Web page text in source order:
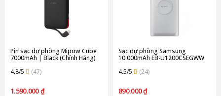
Pin sạc dự phòng Mipow Cube
7000mAh | Black (Chính Hãng)
4.8/5
(47)
1.590.000 ₫
Sạc dự phòng Samsung
10.000mAh EB-U1200CSEGWW
4.5/5
(24)
890.000 ₫